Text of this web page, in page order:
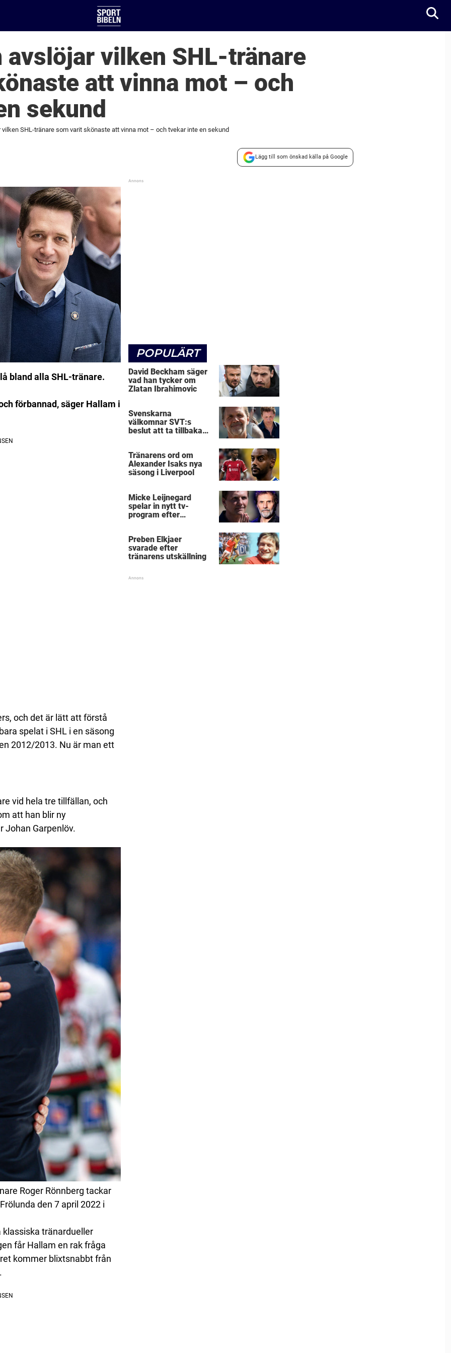
avslöjar vilken SHL-tränare
att vinna mot – och
sekund
SHL-tränare som varit skönaste att vinna mot – och tvekar inte en sekund
Lägg till som önskad källa på Google
bland alla SHL-tränare.
förbannad, säger Hallam i
och det är lätt att förstå
spelat i SHL i en säsong
2012/2013. Nu är man ett
vid hela tre tillfällan, och
att han blir ny
Johan Garpenlöv.
Roger Rönnberg tackar
den 7 april 2022 i
klassiska tränardueller
får Hallam en rak fråga
kommer blixtsnabbt från
POPULÄRT
David Beckham säger
vad han tycker om
Zlatan Ibrahimovic
Svenskarna
välkomnar SVT:s
beslut att ta tillbaka
Tränarens ord om
Alexander Isaks nya
säsong i Liverpool
Micke Leijnegard
spelar in nytt tv-
program efter
Preben Elkjaer
svarade efter
tränarens utskällning